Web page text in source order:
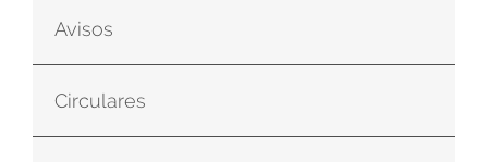
Avisos
Circulares